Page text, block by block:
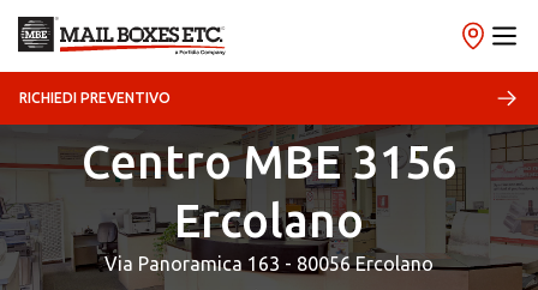
RICHIEDI PREVENTIVO
Centro MBE 3156
Ercolano
Via Panoramica 163 - 80056 Ercolano